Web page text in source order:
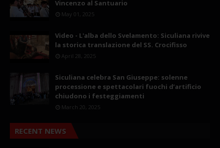
Vincenzo al Santuario
May 01, 2025
Video - L'alba dello Svelamento: Siculiana rivive
la storica translazione del SS. Crocifisso
April 28, 2025
Siculiana celebra San Giuseppe: solenne
processione e spettacolari fuochi d’artificio
chiudono i festeggiamenti
March 20, 2025
RECENT NEWS